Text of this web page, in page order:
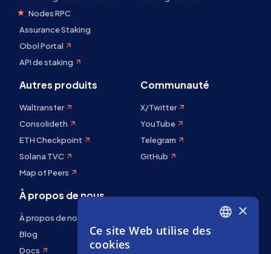
Nodes RPC
Assurance Staking
Obol Portal
API de staking
Autres produits
Waltransfer
Consolideth
ETH Checkpoint
Solana TVC
Map of Peers
Communauté
X/Twitter
YouTube
Telegram
GitHub
À propos de nous
À propos de nous
Blog
Docs
×
Ce site Web utilise des
cookies